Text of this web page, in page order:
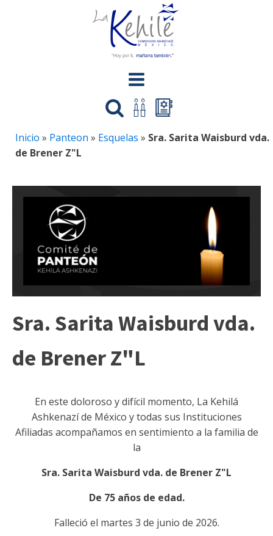
Inicio » Panteon » Esquelas » Sra. Sarita Waisburd vda.
de Brener Z"L
Sra. Sarita Waisburd vda.
de Brener Z"L
En este doloroso y difícil momento, La Kehilá
Ashkenazí de México y todas sus Instituciones
Afiliadas acompañamos en sentimiento a la familia de
la
Sra. Sarita Waisburd vda. de Brener Z"L
De 75 años de edad.
Falleció el martes 3 de junio de 2026.